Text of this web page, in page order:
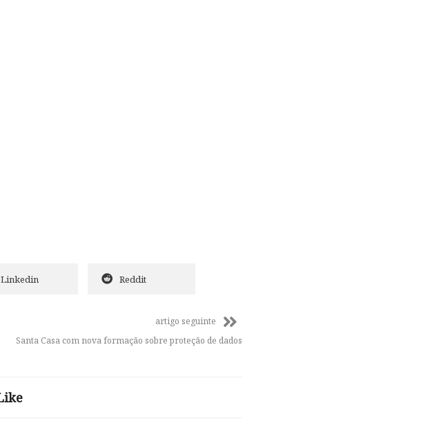
Linkedin Reddit
artigo seguinte
Santa Casa com nova formação sobre proteção de dados